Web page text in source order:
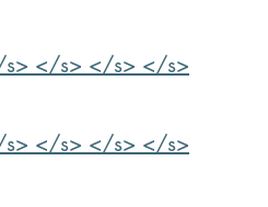
</s> </s> </s>
</s> </s> </s>